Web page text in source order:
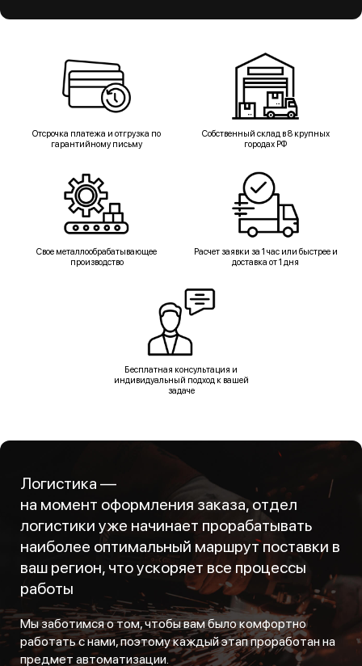
Отсрочка платежа и отгрузка по
гарантийному письму
Собственный склад в 8 крупных
городах РФ
Свое металлообрабатывающее
производство
Расчет заявки за 1 час или быстрее и
доставка от 1 дня
Бесплатная консультация и
индивидуальный подход к вашей
задаче
Логистика —
на момент оформления заказа, отдел
логистики уже начинает прорабатывать
наиболее оптимальный маршрут поставки в
ваш регион, что ускоряет все процессы
работы
Мы заботимся о том, чтобы вам было комфортно
работать с нами, поэтому каждый этап проработан на
предмет автоматизации.